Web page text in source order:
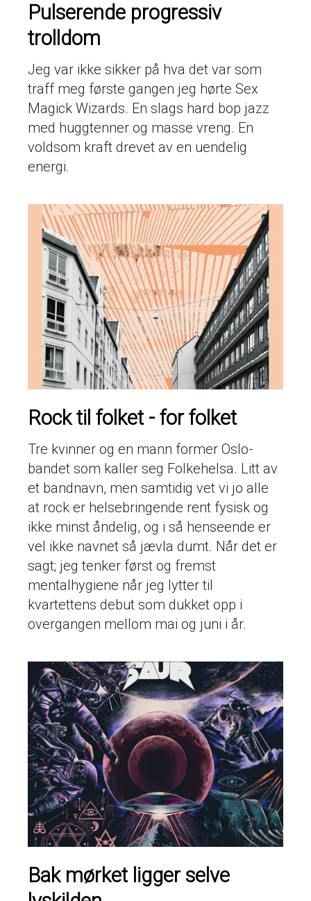
Pulserende progressiv
trolldom
Jeg var ikke sikker på hva det var som
traff meg første gangen jeg hørte Sex
Magick Wizards. En slags hard bop jazz
med huggtenner og masse vreng. En
voldsom kraft drevet av en uendelig
energi.
Rock til folket - for folket
Tre kvinner og en mann former Oslo-
bandet som kaller seg Folkehelsa. Litt av
et bandnavn, men samtidig vet vi jo alle
at rock er helsebringende rent fysisk og
ikke minst åndelig, og i så henseende er
vel ikke navnet så jævla dumt. Når det er
sagt; jeg tenker først og fremst
mentalhygiene når jeg lytter til
kvartettens debut som dukket opp i
overgangen mellom mai og juni i år.
Bak mørket ligger selve